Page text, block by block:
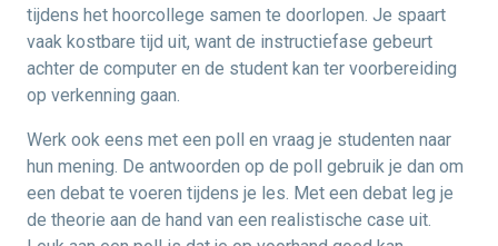
tijdens het hoorcollege samen te doorlopen. Je spaart
vaak kostbare tijd uit, want de instructiefase gebeurt
achter de computer en de student kan ter voorbereiding
op verkenning gaan.
Werk ook eens met een poll en vraag je studenten naar
hun mening. De antwoorden op de poll gebruik je dan om
een debat te voeren tijdens je les. Met een debat leg je
de theorie aan de hand van een realistische case uit.